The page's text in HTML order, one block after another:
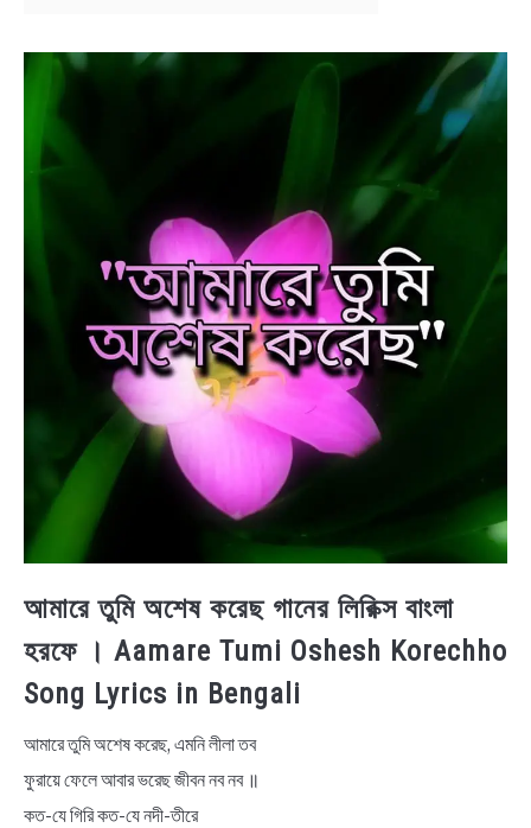
NEWS
BENGALI LYRICS
BENGALI STORIES
আমারে তুমি অশেষ করেছ গানের লিরিক্স বাংলা
হরফে । Aamare Tumi Oshesh Korechho
Song Lyrics in Bengali
আমারে তুমি অশেষ করেছ, এমনি লীলা তব
ফুরায়ে ফেলে আবার ভরেছ জীবন নব নব ॥
কত-যে গিরি কত-যে নদী-তীরে